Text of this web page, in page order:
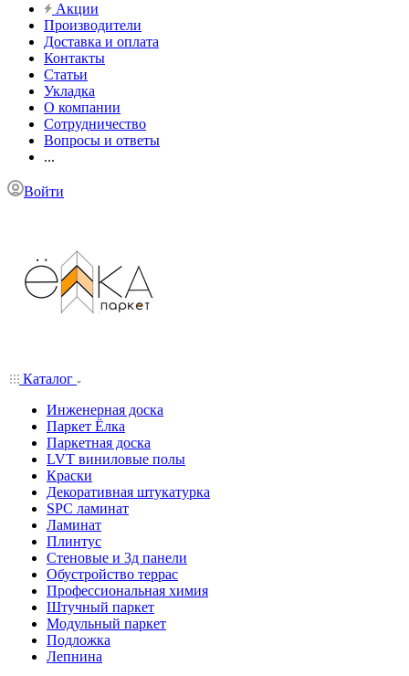
Акции
Производители
Доставка и оплата
Контакты
Статьи
Укладка
О компании
Сотрудничество
Вопросы и ответы
...
Войти
Каталог
Инженерная доска
Паркет Ёлка
Паркетная доска
LVT виниловые полы
Краски
Декоративная штукатурка
SPC ламинат
Ламинат
Плинтус
Стеновые и 3д панели
Обустройство террас
Профессиональная химия
Штучный паркет
Модульный паркет
Подложка
Лепнина